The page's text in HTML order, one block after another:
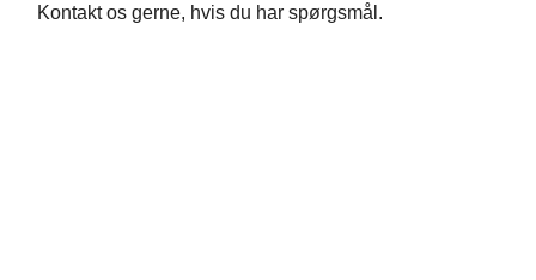
Kontakt os gerne, hvis du har spørgsmål.